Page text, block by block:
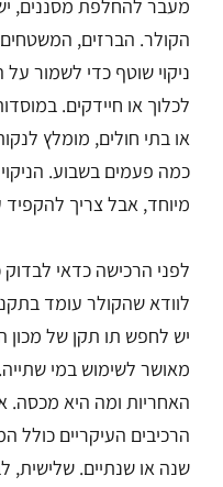
מעבר להחלפת מסננים,
הקולר. הברזים, המשטחים
ניקוי שוטף כדי לשמור
לכלוך או חיידקים.
או בתי חולים, מומלץ
כמה פעמים בשבוע.
מיוחד, אבל צריך להקפיד
לפני הרכישה כדאי
לוודא שהקולר עומד
יש לחפש תו תקן של מכון
מאושר לשימוש במי
האחריות ומה היא מכסה.
הרכיבים העיקריים
שנה או שנתיים.